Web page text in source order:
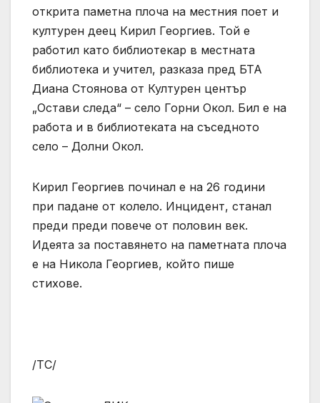
открита паметна плоча на местния поет и
културен деец Кирил Георгиев. Той е
работил като библиотекар в местната
библиотека и учител, разказа пред БТА
Диана Стоянова от Културен център
„Остави следа“ – село Горни Окол. Бил е на
работа и в библиотеката на съседното
село – Долни Окол.
Кирил Георгиев починал е на 26 години
при падане от колело. Инцидент, станал
преди преди повече от половин век.
Идеята за поставянето на паметната плоча
е на Никола Георгиев, който пише
стихове.
/ТС/